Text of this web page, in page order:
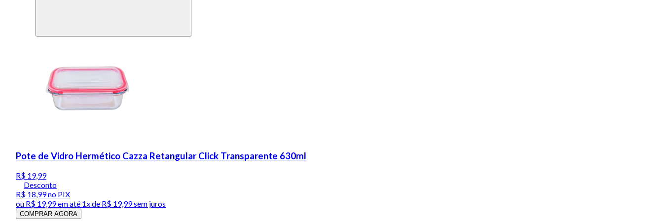
Pote de Vidro Hermético Cazza Retangular Click Transparente 630ml
R$ 19,99
Desconto
R$ 18,99no PIX
ou R$ 19,99em até 1x de R$ 19,99sem juros
COMPRAR AGORA